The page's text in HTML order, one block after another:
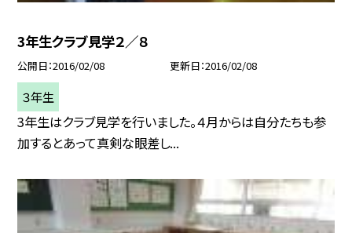
3年生クラブ見学２／８
公開日 2016/02/08 更新日 2016/02/08
３年生
3年生はクラブ見学を行いました。４月からは自分たちも参
加するとあって真剣な眼差し...